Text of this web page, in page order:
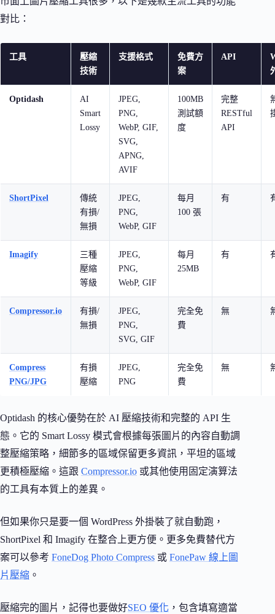
對比：
工具
壓縮
技術
支援格式
免費方
案
API
Optidash
AI
Smart
Lossy
JPEG,
PNG,
WebP, GIF,
SVG,
APNG,
AVIF
100MB
測試額
度
完整
RESTful
API
ShortPixel
傳統
有損/
無損
JPEG,
PNG,
WebP, GIF
每月
100 張
有
Imagify
三種
壓縮
等級
JPEG,
PNG,
WebP, GIF
每月
25MB
有
Compressor.io
有損/
無損
JPEG,
PNG,
SVG, GIF
完全免
費
無
Compress
PNG/JPG
有損
壓縮
JPEG,
PNG
完全免
費
無
Optidash 的核心優勢在於 AI 壓縮技術和完整的 API 生
態。它的 Smart Lossy 模式會根據每張圖片的內容自動調
整壓縮策略，細節多的區域保留更多資訊，平坦的區域
更積極壓縮。這跟 Compressor.io 或其他使用固定演算法
的工具有本質上的差異。
但如果你只是要一個 WordPress 外掛裝了就自動跑，
ShortPixel 和 Imagify 在整合上更方便。更多免費替代方
案可以參考 FoneDog Photo Compress 或 FonePaw 線上圖
片壓縮 。
壓縮完的圖片，記得也要做好SEO 優化 ，包含填寫適當